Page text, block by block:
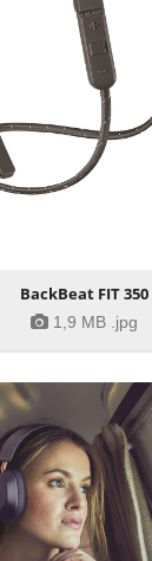
BackBeat FIT 350
1,9 MB .jpg